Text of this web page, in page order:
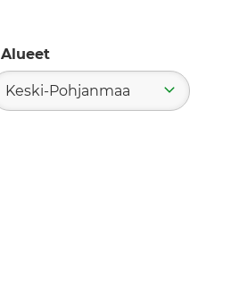
Alueet
Keski-Pohjanmaa